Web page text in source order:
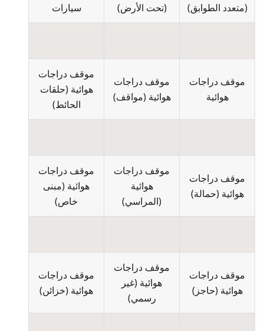
(متعدد الطوابق)
(تحت الأرض)
سيارات
موقف دراجات
هوائية
موقف دراجات
هوائية (مواقف)
موقف دراجات
هوائية (حلقات
الحائط)
موقف دراجات
هوائية (حمالة)
موقف دراجات
هوائية
(المراسي)
موقف دراجات
هوائية (مبنى
خاص)
موقف دراجات
هوائية (حاجز )
موقف دراجات
هوائية (غير
رسمي)
موقف دراجات
هوائية (خزائن)